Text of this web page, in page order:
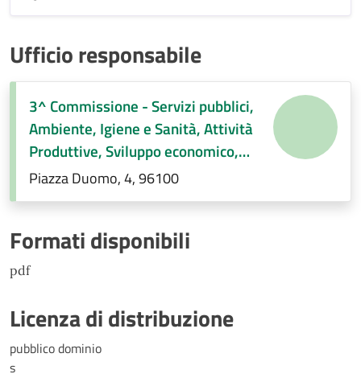
Ufficio responsabile
3^ Commissione - Servizi pubblici,
Ambiente, Igiene e Sanità, Attività
Produttive, Sviluppo economico,
Regolamenti di competenza.
Piazza Duomo, 4, 96100
Formati disponibili
pdf
Licenza di distribuzione
pubblico dominio
s